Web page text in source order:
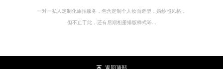
一对一私人定制化旅拍服务，包含定制个人妆面造型，婚纱照风格，
但不止于此，还有后期相册排版样式等...
返回顶部